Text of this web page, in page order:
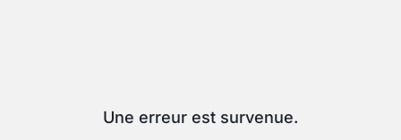
Une erreur est survenue.